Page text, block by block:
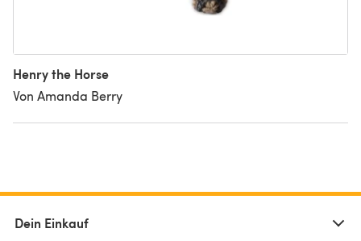
Henry the Horse
Von Amanda Berry
Dein Einkauf